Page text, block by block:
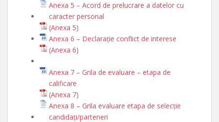
Anexa 5 – Acord de prelucrare a datelor cu
caracter personal
(Anexa 5)
Anexa 6 – Declarație conflict de interese
(Anexa 6)
Anexa 7 – Grila de evaluare – etapa de
calificare
(Anexa 7)
Anexa 8 – Grila evaluare etapa de selecție
candidați/parteneri